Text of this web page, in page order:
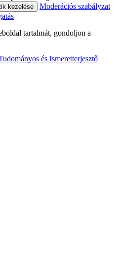
kezelése
Moderációs szabályzat
tartalmát, gondoljon a
és Ismeretterjesztő